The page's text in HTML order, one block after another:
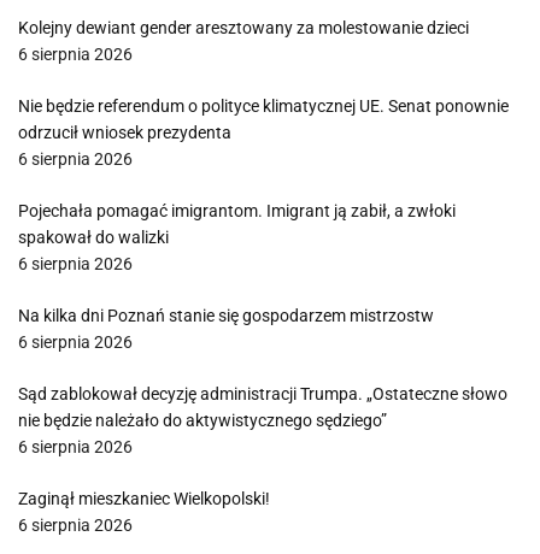
Kolejny dewiant gender aresztowany za molestowanie dzieci
6 sierpnia 2026
Nie będzie referendum o polityce klimatycznej UE. Senat ponownie
odrzucił wniosek prezydenta
6 sierpnia 2026
Pojechała pomagać imigrantom. Imigrant ją zabił, a zwłoki
spakował do walizki
6 sierpnia 2026
Na kilka dni Poznań stanie się gospodarzem mistrzostw
6 sierpnia 2026
Sąd zablokował decyzję administracji Trumpa. „Ostateczne słowo
nie będzie należało do aktywistycznego sędziego”
6 sierpnia 2026
Zaginął mieszkaniec Wielkopolski!
6 sierpnia 2026